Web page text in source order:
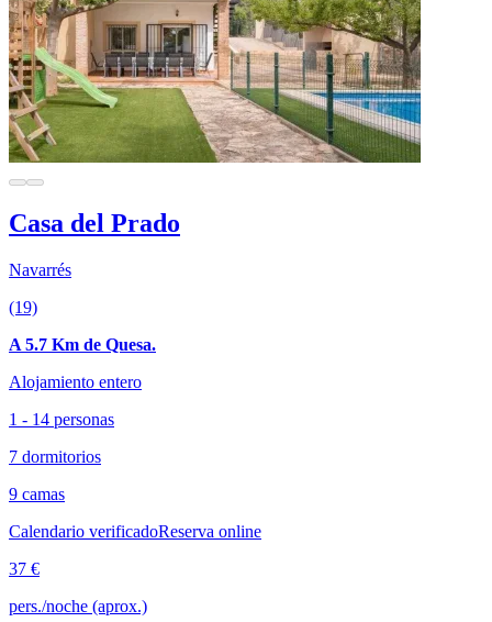
Casa del Prado
Navarrés
(19)
A 5.7 Km de Quesa.
Alojamiento entero
1 - 14 personas
7 dormitorios
9 camas
Calendario verificadoReserva online
37 €
pers./noche (aprox.)